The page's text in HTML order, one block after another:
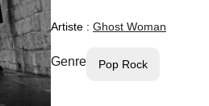
Artiste : Ghost Woman
Genre Pop Rock